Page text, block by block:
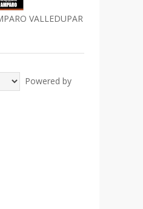
VALLEDUPAR
Powered by